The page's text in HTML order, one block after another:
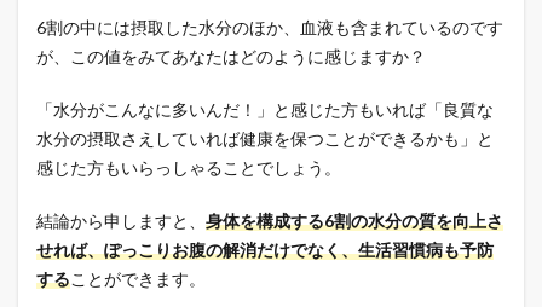
6割の中には摂取した水分のほか、血液も含まれているのです
が、この値をみてあなたはどのように感じますか？
「水分がこんなに多いんだ！」と感じた方もいれば「良質な
水分の摂取さえしていれば健康を保つことができるかも」と
感じた方もいらっしゃることでしょう。
結論から申しますと、 身体を構成する6割の水分の質を向上さ
せれば、ぽっこりお腹の解消だけでなく、生活習慣病も予防
することができます。